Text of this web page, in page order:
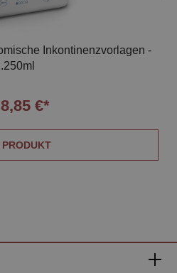
Inkontinenzvorlagen -
€*